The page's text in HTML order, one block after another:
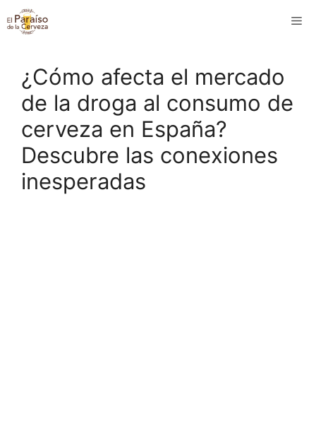
Saltar
al
¿Cómo afecta el mercado
de la droga al consumo de
cerveza en España?
Descubre las conexiones
inesperadas